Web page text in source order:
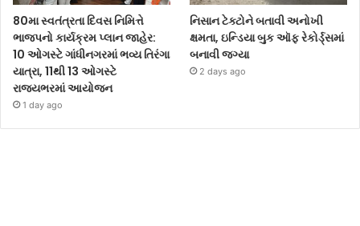
80મા સ્વતંત્રતા દિવસ નિમિત્તે
ભાજપનો કાર્યક્રમ પ્લાન જાહેર:
10 ઓગસ્ટે ગાંધીનગરમાં ભવ્ય તિરંગા
યાત્રા, 11થી 13 ઓગસ્ટે
રાજ્યભરમાં આયોજન
1 day ago
નિસાન ટેક્ટોને બતાવી અનોખી
ક્ષમતા, ઇન્ડિયા બુક ઑફ રેકોર્ડ્સમાં
બનાવી જગ્યા
2 days ago